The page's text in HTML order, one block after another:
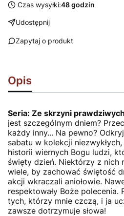
Czas wysyłki:48 godzin
Udostępnij
Zapytaj o produkt
Opis
Seria: Ze skrzyni
jest szczególnym dniem?
każdy inny... Na pewno?
sabatu w kolekcji
historii wiernych Bogu ludzi,
święty dzień. Niektórzy z nich
wiele, by zachować świętość
akcji wkraczali aniołowie.
respektowały Boże polecenia.
tych, którzy mnie czczą, i ja
zawsze dotrzymuje słowa!